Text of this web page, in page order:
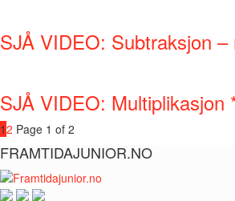
SJÅ VIDEO: Subtraksjon –
SJÅ VIDEO: Multiplikasjon
12 Page 1 of 2
FRAMTIDAJUNIOR.NO